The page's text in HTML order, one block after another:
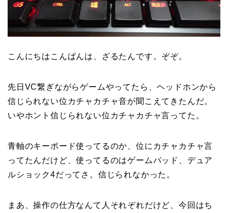
こんにちはこんばんは、ざるたんです。ぞぞ。
先日VC繋ぎながらゲームやってたら、ヘッドホンから
信じられない位カチャカチャ音が聞こえてきたんだ。
いやホント信じられない位カチャカチャ言ってた。
青軸のキーボード使ってるのか、位にカチャカチャ言
ってたんだけど、使ってるのはゲームパッド、デュア
ルショック4だってさ。信じられなかった。
まあ、操作の仕方なんて人それぞれだけど、今回はち